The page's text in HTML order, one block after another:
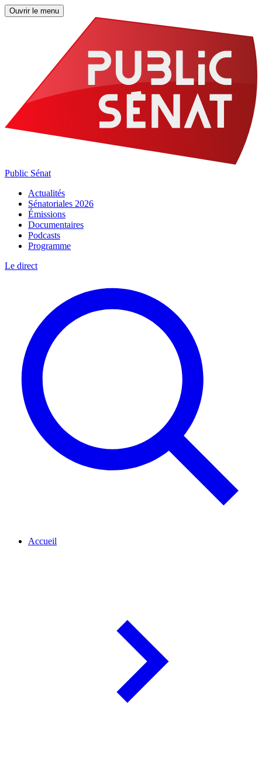
Ouvrir le menu
Public Sénat
Actualités
Sénatoriales 2026
Émissions
Documentaires
Podcasts
Programme
Le direct
Accueil